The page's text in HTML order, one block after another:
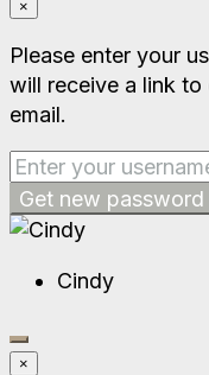
×
Please enter your
will receive a link
email.
Get new password
Cindy
×